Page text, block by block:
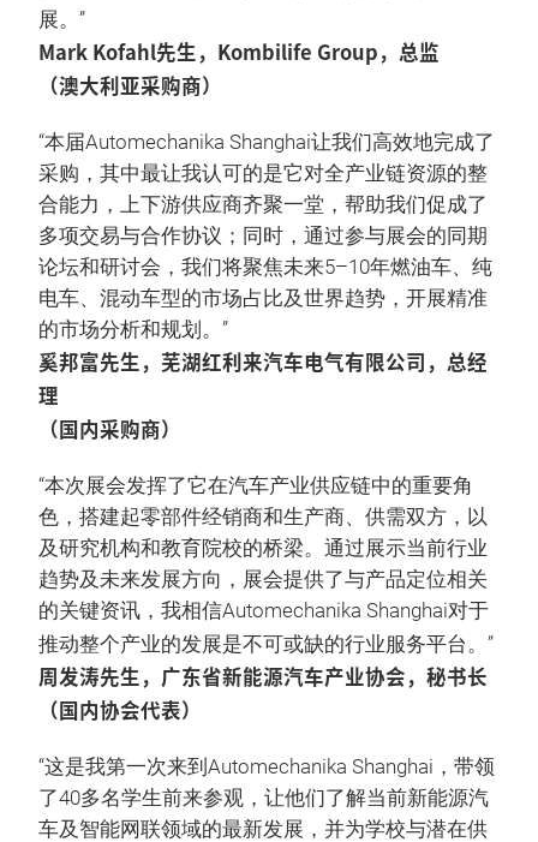
展。”
Mark Kofahl先生，Kombilife Group，总监
（澳大利亚采购商）
“本届Automechanika Shanghai让我们高效地完成了
采购，其中最让我认可的是它对全产业链资源的整
合能力，上下游供应商齐聚一堂，帮助我们促成了
多项交易与合作协议；同时，通过参与展会的同期
论坛和研讨会，我们将聚焦未来5–10年燃油车、纯
电车、混动车型的市场占比及世界趋势，开展精准
的市场分析和规划。”
奚邦富先生，芜湖红利来汽车电气有限公司，总经
理
（国内采购商）
“本次展会发挥了它在汽车产业供应链中的重要角
色，搭建起零部件经销商和生产商、供需双方，以
及研究机构和教育院校的桥梁。通过展示当前行业
趋势及未来发展方向，展会提供了与产品定位相关
的关键资讯，我相信Automechanika Shanghai对于
推动整个产业的发展是不可或缺的行业服务平台。”
周发涛先生，广东省新能源汽车产业协会，秘书长
（国内协会代表）
“这是我第一次来到Automechanika Shanghai，带领
了40多名学生前来参观，让他们了解当前新能源汽
车及智能网联领域的最新发展，并为学校与潜在供